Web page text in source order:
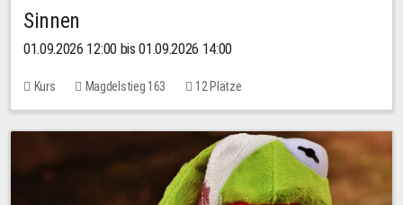
Sinnen
01.09.2026 12:00 bis 01.09.2026 14:00
Kurs Magdelstieg 163 12 Plätze